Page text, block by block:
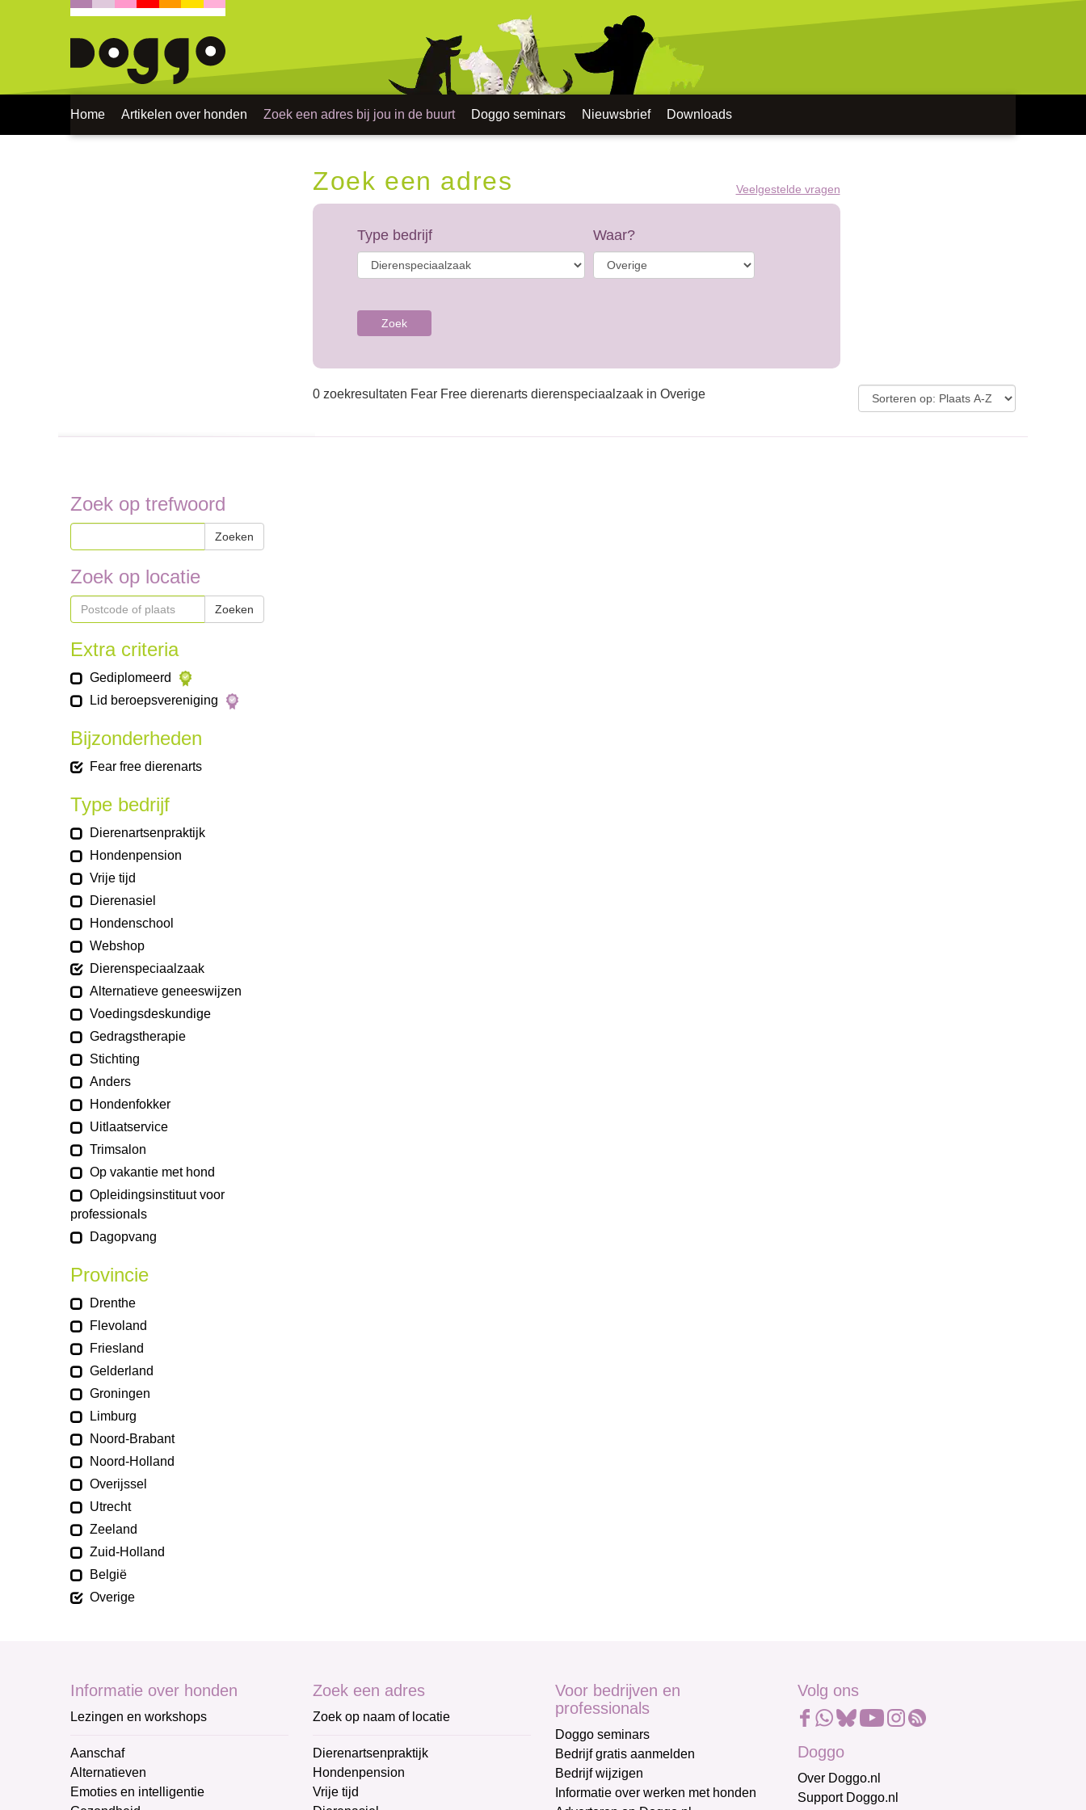
Home Artikelen over honden Zoek een adres bij jou in de buurt Doggo seminars Nieuwsbrief Downloads
Zoek een adres Veelgestelde vragen
Type bedrijf Waar?
Zoek
0 zoekresultaten Fear Free dierenarts dierenspeciaalzaak in Overige
Zoek op trefwoord
Zoeken
Zoek op locatie
Zoeken
Extra criteria
Gediplomeerd
Lid beroepsvereniging
Bijzonderheden
Fear free dierenarts
Type bedrijf
Dierenartsenpraktijk
Hondenpension
Vrije tijd
Dierenasiel
Hondenschool
Webshop
Dierenspeciaalzaak
Alternatieve geneeswijzen
Voedingsdeskundige
Gedragstherapie
Stichting
Anders
Hondenfokker
Uitlaatservice
Trimsalon
Op vakantie met hond
Opleidingsinstituut voor
professionals
Dagopvang
Provincie
Drenthe
Flevoland
Friesland
Gelderland
Groningen
Limburg
Noord-Brabant
Noord-Holland
Overijssel
Utrecht
Zeeland
Zuid-Holland
België
Overige
Informatie over honden
Lezingen en workshops
Aanschaf
Alternatieven
Emoties en intelligentie
Zoek een adres
Zoek op naam of locatie
Dierenartsenpraktijk
Hondenpension
Vrije tijd
Voor bedrijven en
professionals
Doggo seminars
Bedrijf gratis aanmelden
Bedrijf wijzigen
Informatie over werken met honden
Volg ons
Doggo
Over Doggo.nl
Support Doggo.nl